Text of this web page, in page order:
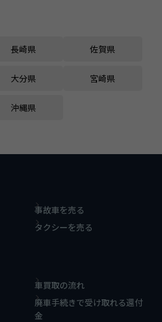
長崎県 佐賀県
大分県 宮崎県
沖縄県
事故車を売る
タクシーを売る
車買取の流れ
廃車手続きで受け取れる還付
金